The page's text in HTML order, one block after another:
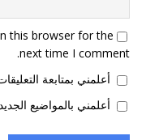
this browser for the
next time I comment.
أعلمني بمتابعة
أعلمني بالمواضيع